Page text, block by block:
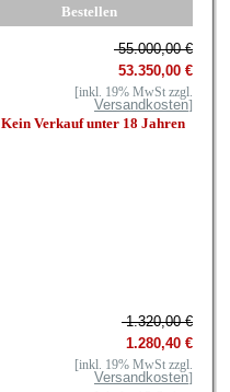
Bestellen
55.000,00 €
53.350,00 €
[inkl. 19% MwSt zzgl.
Versandkosten]
Kein Verkauf unter 18 Jahren
1.320,00 €
1.280,40 €
[inkl. 19% MwSt zzgl.
Versandkosten]